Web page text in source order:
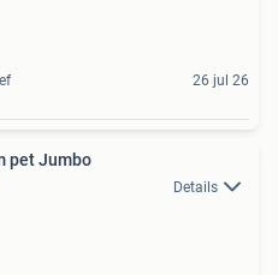
26 jul 26
pet Jumbo
Details